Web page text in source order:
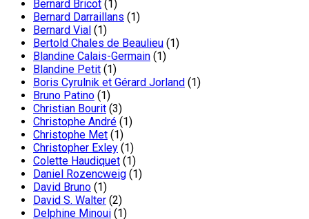
Bernard Bricot (1)
Bernard Darraillans (1)
Bernard Vial (1)
Bertold Chales de Beaulieu (1)
Blandine Calais-Germain (1)
Blandine Petit (1)
Boris Cyrulnik et Gérard Jorland (1)
Bruno Patino (1)
Christian Bourit (3)
Christophe André (1)
Christophe Met (1)
Christopher Exley (1)
Colette Haudiquet (1)
Daniel Rozencweig (1)
David Bruno (1)
David S. Walter (2)
Delphine Minoui (1)